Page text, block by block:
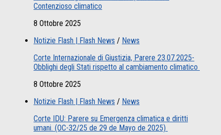
Contenzioso climatico
8 Ottobre 2025
Notizie Flash | Flash News / News
Corte Internazionale di Giustizia, Parere 23.07.2025-
Obblighi degli Stati rispetto al cambiamento climatico
8 Ottobre 2025
Notizie Flash | Flash News / News
Corte IDU: Parere su Emergenza climatica e diritti
umani. (OC-32/25 de 29 de Mayo de 2025)